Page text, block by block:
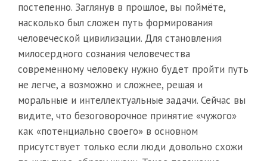
постепенно. Заглянув в прошлое, вы поймёте,
насколько был сложен путь формирования
человеческой цивилизации. Для становления
милосердного сознания человечества
современному человеку нужно будет пройти путь
не легче, а возможно и сложнее, решая и
моральные и интеллектуальные задачи. Сейчас вы
видите, что безоговорочное принятие «чужого»
как «потенциально своего» в основном
присутствует только если люди довольно схожи